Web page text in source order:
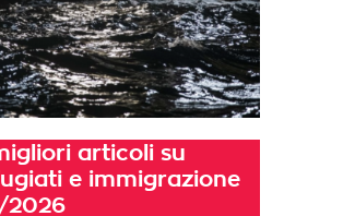
articoli su
e immigrazione
2026